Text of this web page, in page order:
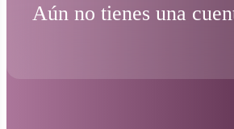
Aún no tienes una